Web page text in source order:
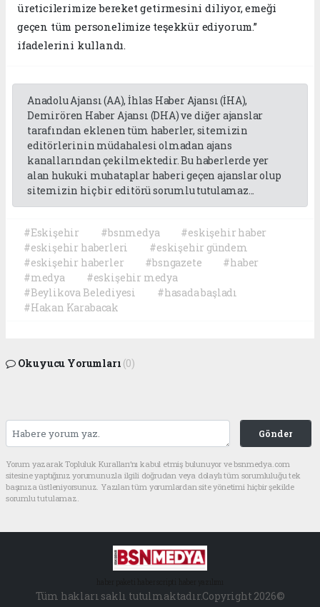
üreticilerimize bereket getirmesini diliyor, emeği
geçen tüm personelimize teşekkür ediyorum.”
ifadelerini kullandı.
Anadolu Ajansı (AA), İhlas Haber Ajansı (İHA),
Demirören Haber Ajansı (DHA) ve diğer ajanslar
tarafından eklenen tüm haberler, sitemizin
editörlerinin müdahalesi olmadan ajans
kanallarından çekilmektedir. Bu haberlerde yer
alan hukuki muhataplar haberi geçen ajanslar olup
sitemizin hiç bir editörü sorumlu tutulamaz...
#Eskişehir #bsnmedya
#eskişehir haber
#eskişehir haberleri
#eskişehir gündem
#eskişehir haberler
#bsngazete
#haber
#medya
#eskişehir medya
#Beylikova Belediyesi
#hasada başladı
#Hakan Karabacak
Okuyucu Yorumları (0)
Gönder
Yorum yazarak Topluluk Kuralları’nı kabul etmiş bulunuyor ve bsnmedya.com
sitesine yaptığınız yorumunuzla ilgili doğrudan veya dolaylı tüm sorumluluğu tek
başınıza üstleniyorsunuz. Yazılan tüm yorumlardan site yönetimi hiçbir şekilde
sorumlu tutulamaz.
Tüm hakları saklı tutulmaktadır.Copyright 2026©